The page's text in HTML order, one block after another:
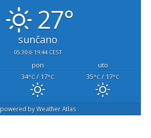
27°
sunčano
05:30 19:44 CEST
pon
uto
34°C / 17°C 35°C / 17°C
powered byWeather Atlas